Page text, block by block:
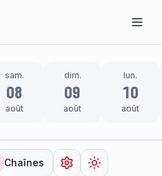
sam.
08
août
dim.
09
août
lun.
10
août
Chaînes Ouvrir lesChanger de